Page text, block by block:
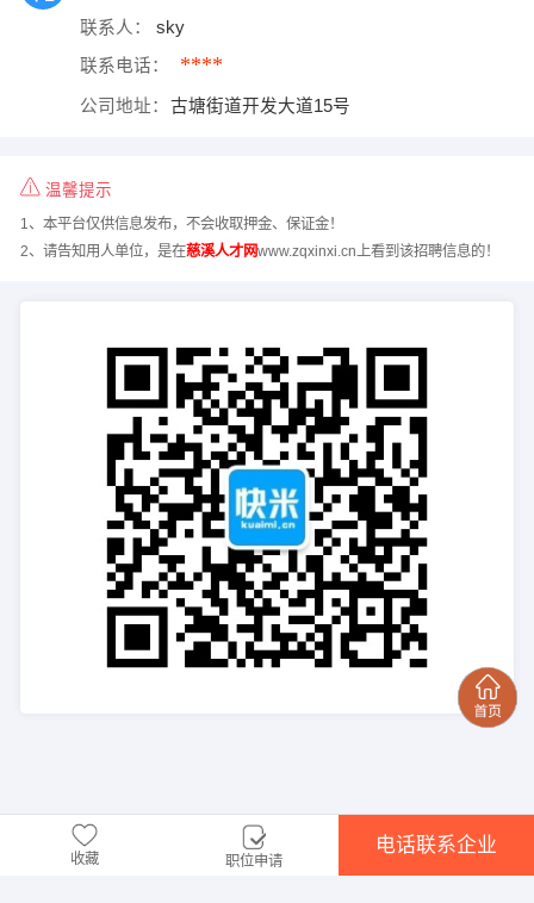
联系人： sky
联系电话： ****
公司地址： 古塘街道开发大道15号
温馨提示
1、本平台仅供信息发布，不会收取押金、保证金！
2、请告知用人单位，是在慈溪人才网www.zqxinxi.cn上看到该招聘信息的！
收藏 职位申请
电话联系企业